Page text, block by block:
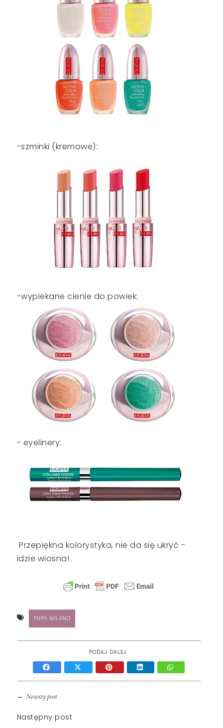
-szminki (kremowe):
-wypiekane cienie do powiek:
- eyelinery:
Przepiękna kolorystyka, nie da się ukryć -
idzie wiosna!
PUPA MILANO
PODAJ DALEJ:
← Nowszy post
Następny post